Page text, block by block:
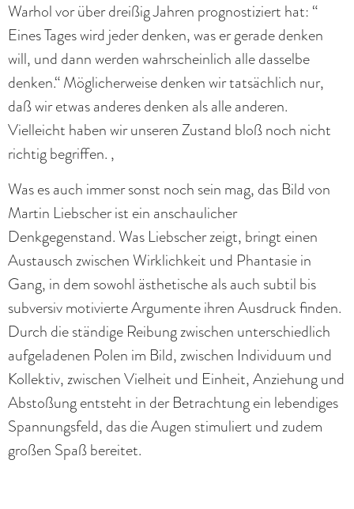
Warhol vor über dreißig Jahren prognostiziert hat: “
Eines Tages wird jeder denken, was er gerade denken
will, und dann werden wahrscheinlich alle dasselbe
denken.“ Möglicherweise denken wir tatsächlich nur,
daß wir etwas anderes denken als alle anderen.
Vielleicht haben wir unseren Zustand bloß noch nicht
richtig begriffen. ,
Was es auch immer sonst noch sein mag, das Bild von
Martin Liebscher ist ein anschaulicher
Denkgegenstand. Was Liebscher zeigt, bringt einen
Austausch zwischen Wirklichkeit und Phantasie in
Gang, in dem sowohl ästhetische als auch subtil bis
subversiv motivierte Argumente ihren Ausdruck finden.
Durch die ständige Reibung zwischen unterschiedlich
aufgeladenen Polen im Bild, zwischen Individuum und
Kollektiv, zwischen Vielheit und Einheit, Anziehung und
Abstoßung entsteht in der Betrachtung ein lebendiges
Spannungsfeld, das die Augen stimuliert und zudem
großen Spaß bereitet.